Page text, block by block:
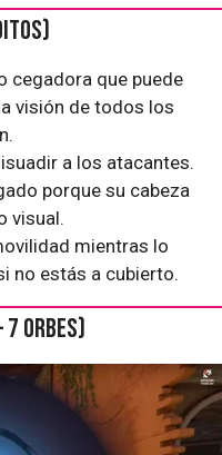
cegadora que puede
visión de todos los
a los atacantes.
porque su cabeza
visual.
mientras lo
no estás a cubierto.
7 orbes)